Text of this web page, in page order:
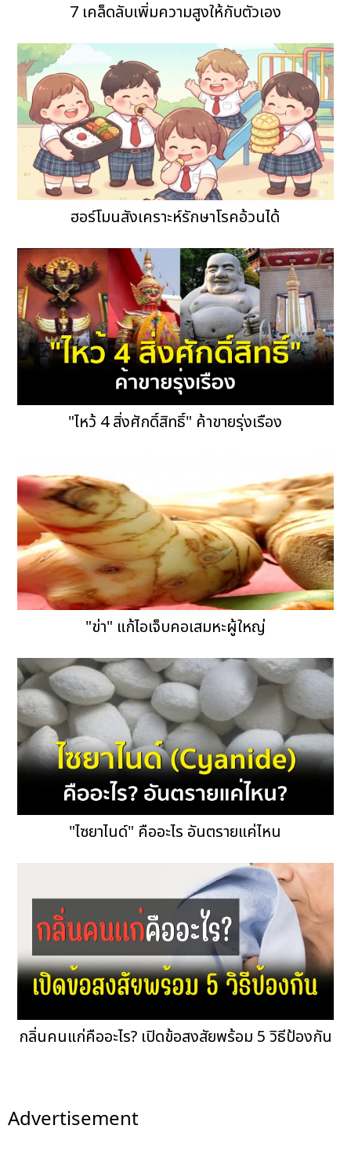
7 เคล็ดลับเพิ่มความสูงให้กับตัวเอง
ฮอร์โมนสังเคราะห์รักษาโรคอ้วนได้
"ไหว้ 4 สิ่งศักดิ์สิทธิ์" ค้าขายรุ่งเรือง
"ข่า" แก้ไอเจ็บคอเสมหะผู้ใหญ่
"ไซยาไนด์" คืออะไร อันตรายแค่ไหน
กลิ่นคนแก่คืออะไร? เปิดข้อสงสัยพร้อม 5 วิธีป้องกัน
Advertisement